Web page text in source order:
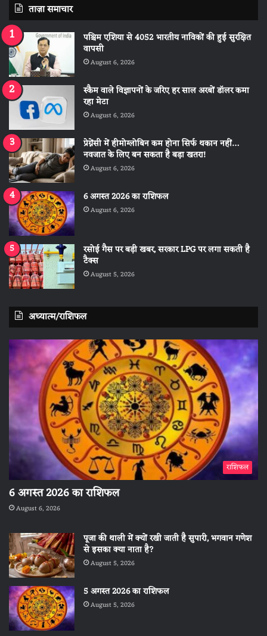
ताज़ा समाचार
पश्चिम एशिया से 4052 भारतीय नाविकों की हुई सुरक्षित
वापसी
August 6, 2026
स्कैम वाले विज्ञापनों के जरिए हर साल अरबों डॉलर कमा
रहा मेटा
August 6, 2026
प्रेग्नेंसी में हीमोग्लोबिन कम होना सिर्फ थकान नहीं…
नवजात के लिए बन सकता है बड़ा खतरा!
August 6, 2026
6 अगस्त 2026 का राशिफल
August 6, 2026
रसोई गैस पर बड़ी खबर, सरकार LPG पर लगा सकती है
टैक्स
August 5, 2026
अध्यात्म/राशिफल
राशिफल
6 अगस्त 2026 का राशिफल
August 6, 2026
पूजा की थाली में क्यों रखी जाती है सुपारी, भगवान गणेश
से इसका क्या नाता है?
August 5, 2026
5 अगस्त 2026 का राशिफल
August 5, 2026